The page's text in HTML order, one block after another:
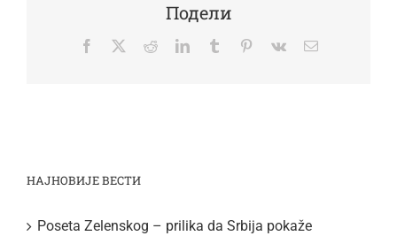
Подели
Facebook
TwitterRedditLinkedInTumblr Pinterest
Vk Email
НАЈНОВИЈЕ ВЕСТИ
Poseta Zelenskog – prilika da Srbija pokaže